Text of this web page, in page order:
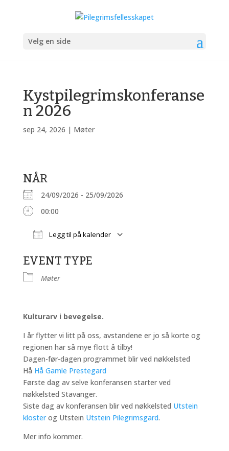
Velg en side
Kystpilegrimskonferanse
n 2026
sep 24, 2026 | Møter
NÅR
24/09/2026 - 25/09/2026
00:00
Legg til på kalender
EVENT TYPE
Møter
Kulturarv i bevegelse.
I år flytter vi litt på oss, avstandene er jo så korte og
regionen har så mye flott å tilby!
Dagen-før-dagen programmet blir ved nøkkelsted
Hå Hå Gamle Prestegard
Første dag av selve konferansen starter ved
nøkkelsted Stavanger.
Siste dag av konferansen blir ved nøkkelsted Utstein
klosterog Utstein Utstein Pilegrimsgard.
Mer info kommer.